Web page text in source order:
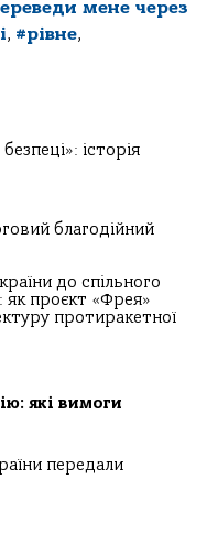
мене через
, #рівне,
історія
благодійний
до спільного
проєкт «Фрея»
протиракетної
які вимоги
передали